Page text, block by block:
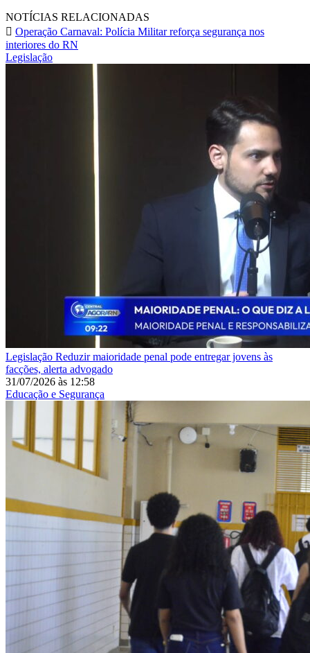
NOTÍCIAS RELACIONADAS
Operação Carnaval: Polícia Militar reforça segurança nos
interiores do RN
Legislação
Legislação Reduzir maioridade penal pode entregar jovens às
facções, alerta advogado
31/07/2026 às 12:58
Educação e Segurança